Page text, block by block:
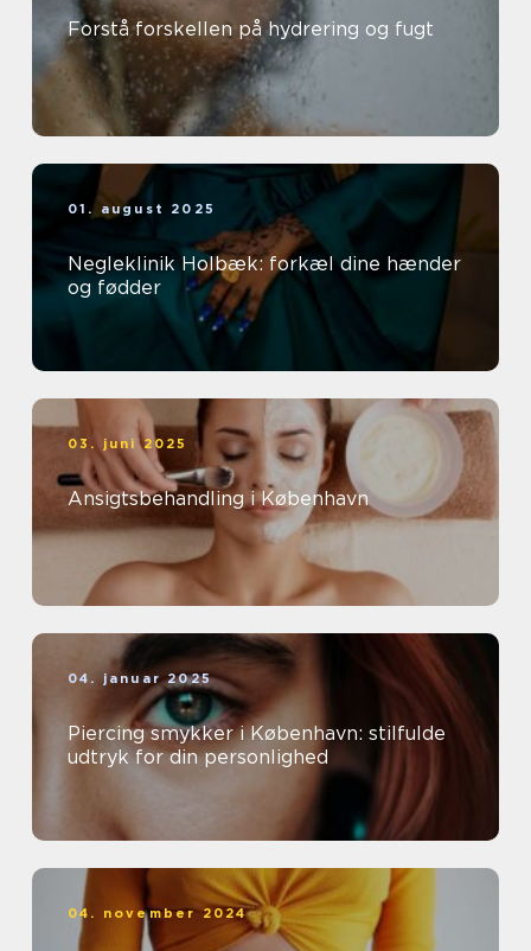
Forstå forskellen på hydrering og fugt
01. august 2025
Negleklinik Holbæk: forkæl dine hænder
og fødder
03. juni 2025
Ansigtsbehandling i København
04. januar 2025
Piercing smykker i København: stilfulde
udtryk for din personlighed
04. november 2024